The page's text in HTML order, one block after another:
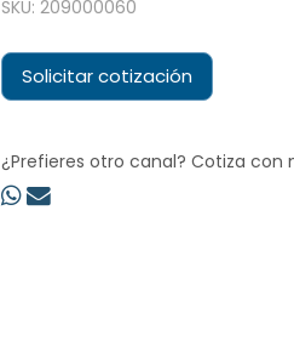
SKU: 209000060
Solicitar cotización
¿Prefieres otro canal? Cotiza con